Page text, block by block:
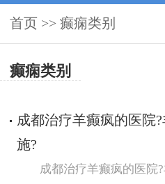
首页 >> 癫痫类别
癫痫类别
成都治疗羊癫疯的医院
施?
成都治疗羊癫疯的医院